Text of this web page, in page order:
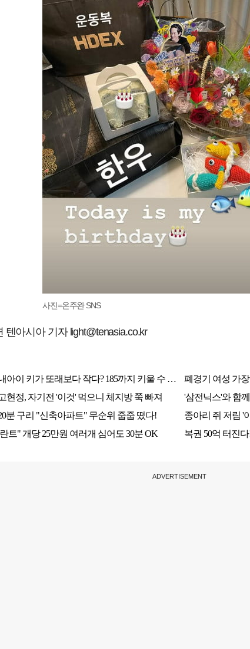
사진=온주완 SNS
텐아시아 기자 light@tenasia.co.kr
ADVERTISEMENT